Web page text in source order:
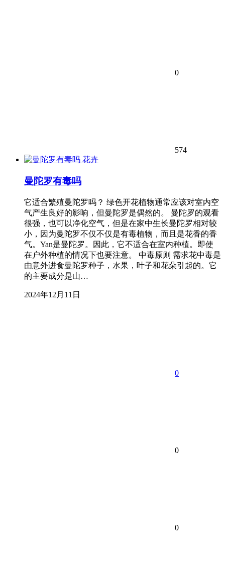
0
574
花卉
曼陀罗有毒吗
它适合繁殖曼陀罗吗？ 绿色开花植物通常应该对室内空
气产生良好的影响，但曼陀罗是偶然的。 曼陀罗的观看
很强，也可以净化空气，但是在家中生长曼陀罗相对较
小，因为曼陀罗不仅不仅是有毒植物，而且是花香的香
气。Yan是曼陀罗。因此，它不适合在室内种植。即使
在户外种植的情况下也要注意。 中毒原则 需求花中毒是
由意外进食曼陀罗种子，水果，叶子和花朵引起的。它
的主要成分是山…
2024年12月11日
0
0
0